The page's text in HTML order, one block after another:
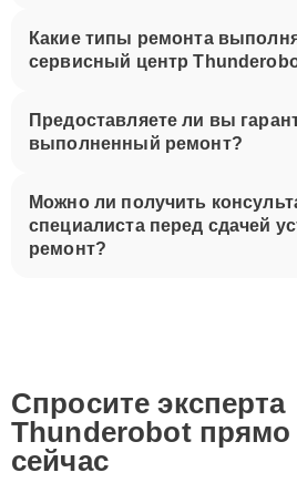
Какие типы ремонта
сервисный центр
Предоставляете ли вы
выполненный ремонт?
Можно ли получить
специалиста перед сдачей
ремонт?
Спросите эксперта
Thunderobot прямо
сейчас